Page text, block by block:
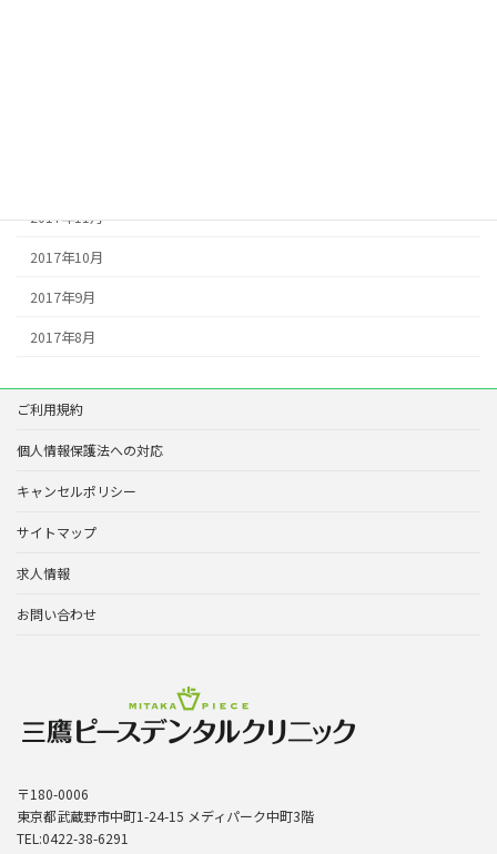
2017年11月
2017年10月
2017年9月
2017年8月
ご利用規約
個人情報保護法への対応
キャンセルポリシー
サイトマップ
求人情報
お問い合わせ
〒180-0006
東京都武蔵野市中町1-24-15 メディパーク中町3階
TEL:0422-38-6291